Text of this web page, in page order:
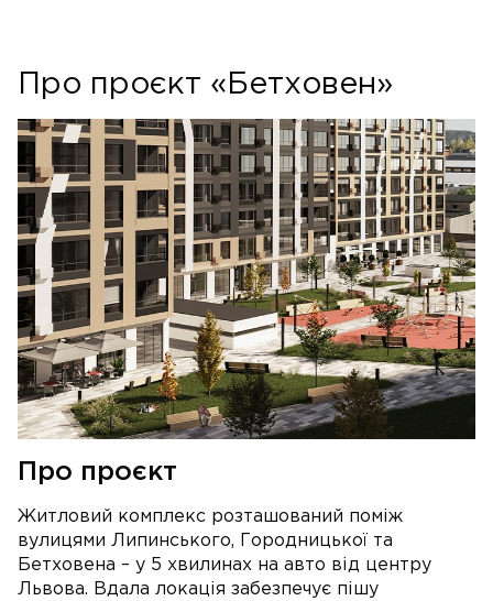
Про проєкт «Бетховен»
Про проєкт
Житловий комплекс розташований поміж
вулицями Липинського, Городницької та
Бетховена – у 5 хвилинах на авто від центру
Львова. Вдала локація забезпечує пішу